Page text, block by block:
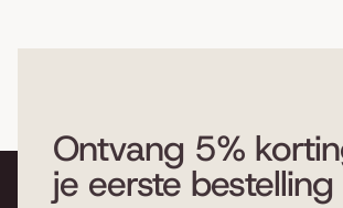
Ontvang 5%
je eerste bestelling